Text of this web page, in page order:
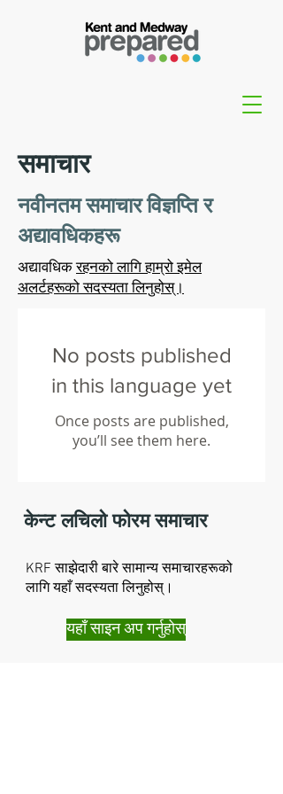
समाचार
नवीनतम समाचार विज्ञप्ति र
अद्यावधिकहरू
अद्यावधिकरहनको लागि हाम्रो इमेल
अलर्टहरूको सदस्यता लिनुहोस्।
No posts published
in this language yet
Once posts are published,
you’ll see them here.
केन्ट लचिलो फोरम समाचार
KRF साझेदारी बारे सामान्य समाचारहरूको
लागि यहाँ सदस्यता लिनुहोस्।
यहाँ साइन अप गर्नुहोस्